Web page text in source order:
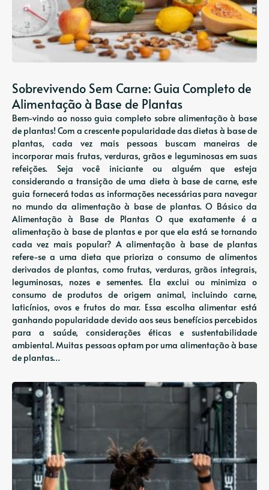
Sobrevivendo Sem Carne: Guia Completo de
Alimentação à Base de Plantas
Bem-vindo ao nosso guia completo sobre alimentação à base
de plantas! Com a crescente popularidade das dietas à base de
plantas, cada vez mais pessoas buscam maneiras de
incorporar mais frutas, verduras, grãos e leguminosas em suas
refeições. Seja você iniciante ou alguém que esteja
considerando a transição de uma dieta à base de carne, este
guia fornecerá todas as informações necessárias para navegar
no mundo da alimentação à base de plantas. O Básico da
Alimentação à Base de Plantas O que exatamente é a
alimentação à base de plantas e por que ela está se tornando
cada vez mais popular? A alimentação à base de plantas
refere-se a uma dieta que prioriza o consumo de alimentos
derivados de plantas, como frutas, verduras, grãos integrais,
leguminosas, nozes e sementes. Ela exclui ou minimiza o
consumo de produtos de origem animal, incluindo carne,
laticínios, ovos e frutos do mar. Essa escolha alimentar está
ganhando popularidade devido aos seus benefícios percebidos
para a saúde, considerações éticas e sustentabilidade
ambiental. Muitas pessoas optam por uma alimentação à base
de plantas…